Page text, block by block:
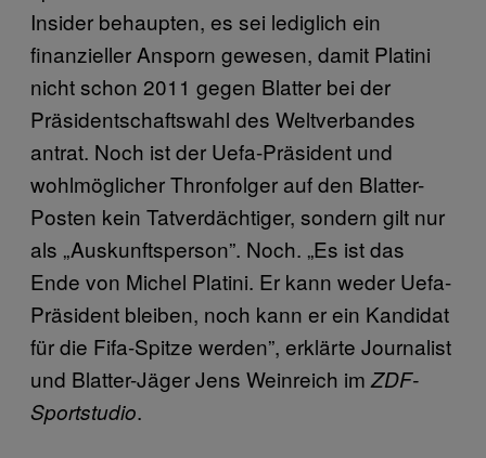
Insider behaupten, es sei lediglich ein
finanzieller Ansporn gewesen, damit Platini
nicht schon 2011 gegen Blatter bei der
Präsidentschaftswahl des Weltverbandes
antrat. Noch ist der Uefa-Präsident und
wohlmöglicher Thronfolger auf den Blatter-
Posten kein Tatverdächtiger, sondern gilt nur
als „Auskunftsperson”. Noch. „Es ist das
Ende von Michel Platini. Er kann weder Uefa-
Präsident bleiben, noch kann er ein Kandidat
für die Fifa-Spitze werden”, erklärte Journalist
und Blatter-Jäger Jens Weinreich im ZDF-
Sportstudio.